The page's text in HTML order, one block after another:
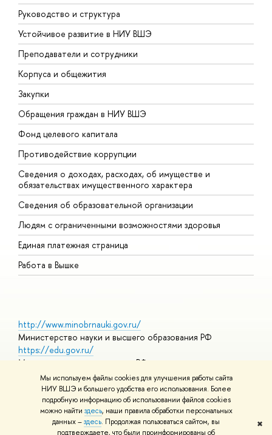
Мы используем файлы cookies для улучшения работы сайта
НИУ ВШЭ и большего удобства его использования. Более
подробную информацию об использовании файлов cookies
можно найти здесь, наши правила обработки персональных
данных –здесь. Продолжая пользоваться сайтом, вы
подтверждаете, что были проинформированы об
✖
Руководство и структура
Устойчивое развитие в НИУ ВШЭ
Преподаватели и сотрудники
Корпуса и общежития
Закупки
Обращения граждан в НИУ ВШЭ
Фонд целевого капитала
Противодействие коррупции
Сведения о доходах, расходах, об имуществе и
обязательствах имущественного характера
Сведения об образовательной организации
Людям с ограниченными возможностями здоровья
Единая платежная страница
Работа в Вышке
http://www.minobrnauki.gov.ru/
Министерство науки и высшего образования РФ
https://edu.gov.ru/
Министерство просвещения РФ
https://elearning.hse.ru/mooc
Массовые открытые онлайн-курсы
© НИУ ВШЭ 1993–2026 Адреса и контактыУсловия